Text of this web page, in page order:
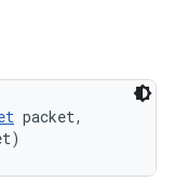
packet,